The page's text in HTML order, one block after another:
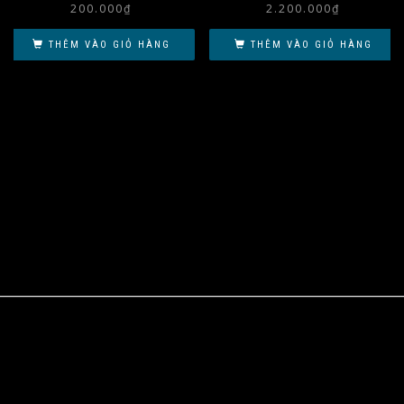
200.000₫
THÊM VÀO GIỎ HÀNG
2.200.000₫
THÊM VÀO GIỎ HÀNG